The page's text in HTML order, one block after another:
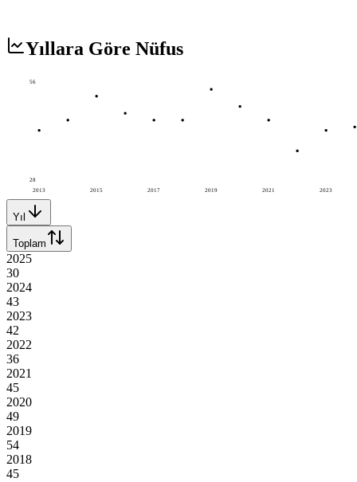
Yıllara Göre Nüfus
2013 2015 2017 2019 2021 2023
56
28
Yıl
Toplam
2025
30
2024
43
2023
42
2022
36
2021
45
2020
49
2019
54
2018
45